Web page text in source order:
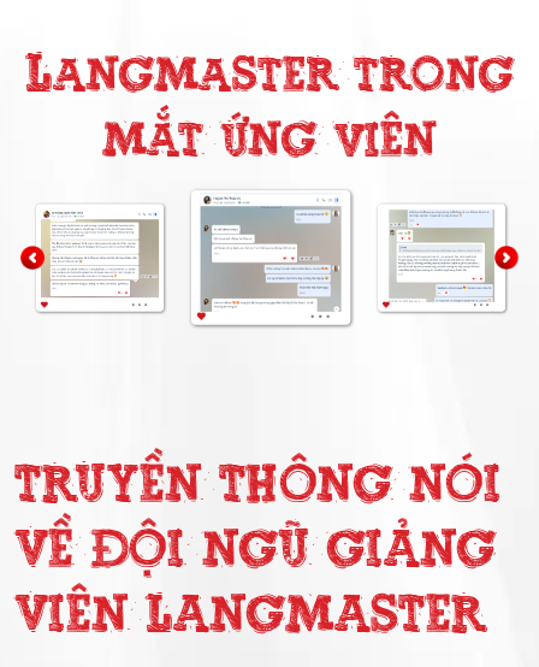
Langmaster trong
mắt ứng viên
TRUYỀN THÔNG NÓI
VỀ ĐỘI NGŨ GIẢNG
VIÊN LANGMASTER